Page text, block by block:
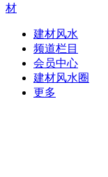
材
建材风水
频道栏目
会员中心
建材风水圈
更多